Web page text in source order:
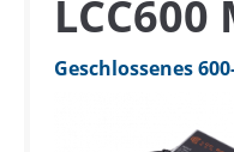
LCC600
Geschlossenes